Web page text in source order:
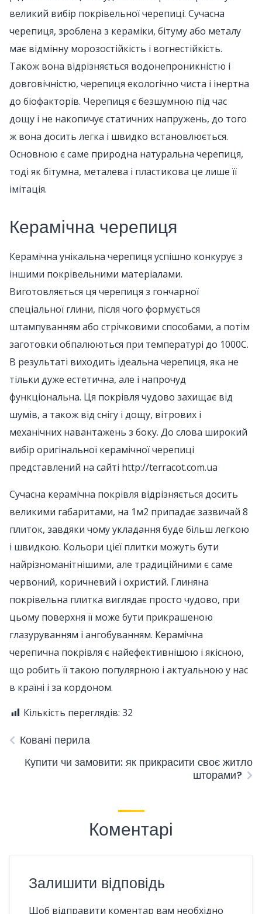
великий вибір покрівельної черепиці. Сучасна
черепиця, зроблена з кераміки, бітуму або металу
має відмінну морозостійкість і вогнестійкість.
Також вона відрізняється водонепроникністю і
довговічністю, черепиця екологічно чиста і інертна
до біофакторів. Черепиця є безшумною під час
дощу і не накопичує статичних напружень, до того
ж вона досить легка і швидко встановлюється.
Основною є саме природна натуральна черепиця,
тоді як бітумна, металева і пластикова це лише її
імітація.
Керамічна черепиця
Керамічна унікальна черепиця успішно конкурує з
іншими покрівельними матеріалами.
Виготовляється ця черепиця з гончарної
спеціальної глини, після чого формується
штампуванням або стрічковими способами, а потім
заготовки обпалюються при температурі до 1000С.
В результаті виходить ідеальна черепиця, яка не
тільки дуже естетична, але і напрочуд
функціональна. Ця покрівля чудово захищає від
шумів, а також від снігу і дощу, вітрових і
механічних навантажень з боку. До слова широкий
вибір оригінальної керамічної черепиці
представлений на сайті http://terracot.com.ua
Сучасна керамічна покрівля відрізняється досить
великими габаритами, на 1м2 припадає зазвичай 8
плиток, завдяки чому укладання буде більш легкою
і швидкою. Кольори цієї плитки можуть бути
найрізноманітнішими, але традиційними є саме
червоний, коричневий і охристий. Глиняна
покрівельна плитка виглядає просто чудово, при
цьому поверхня її може бути прикрашеною
глазуруванням і ангобуванням. Керамічна
черепична покрівля є найефективнішою і якісною,
що робить її такою популярною і актуальною у нас
в країні і за кордоном.
Кількість переглядів: 32
Ковані перила
Купити чи замовити: як прикрасити своє житло
шторами?
Коментарі
Залишити відповідь
Щоб відправити коментар вам необхідно